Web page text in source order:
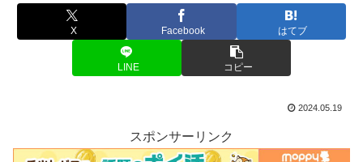
X Facebook はてブ
LINE コピー
2024.05.19
スポンサーリンク